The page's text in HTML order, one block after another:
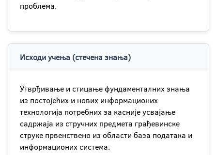
проблема.
Исходи учења (стечена знања)
Утврђивање и стицање фундаменталних знања
из постојећих и нових информационих
технологија потребних за касније усвајање
садржаја из стручних предмета грађевинске
струке првенствено из области база података и
информационих система.